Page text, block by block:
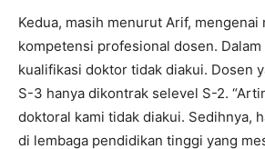
Kedua, masih menurut Arif, mengenai
kompetensi profesional dosen.
kualifikasi doktor tidak diakui. Dosen
S-3 hanya dikontrak selevel S-2.
doktoral kami tidak diakui. Sedihnya,
di lembaga pendidikan tinggi yang